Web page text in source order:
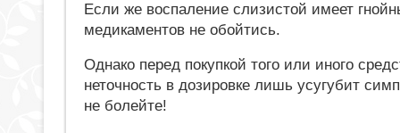
Если же воспаление слизистой имеет
медикаментов не обойтись.
Однако перед покупкой того или иного
неточность в дозировке лишь усугубит
не болейте!